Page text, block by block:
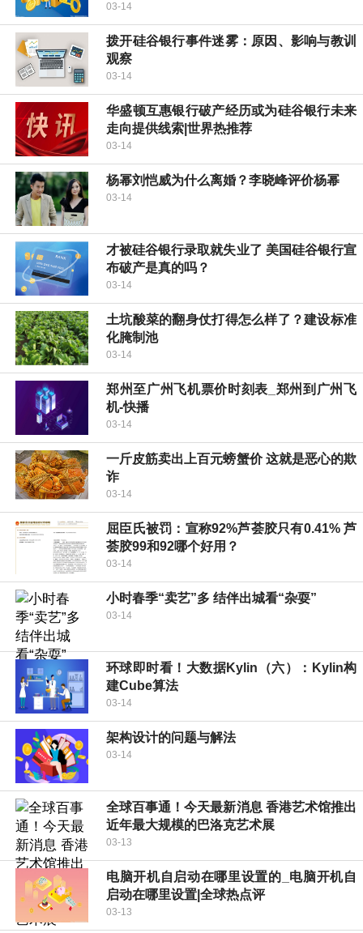
03-14
拨开硅谷银行事件迷雾：原因、影响与教训
观察
03-14
华盛顿互惠银行破产经历或为硅谷银行未来
走向提供线索|世界热推荐
03-14
杨幂刘恺威为什么离婚？李晓峰评价杨幂
03-14
才被硅谷银行录取就失业了 美国硅谷银行宣
布破产是真的吗？
03-14
土坑酸菜的翻身仗打得怎么样了？建设标准
化腌制池
03-14
郑州至广州飞机票价时刻表_郑州到广州飞
机-快播
03-14
一斤皮筋卖出上百元螃蟹价 这就是恶心的欺
诈
03-14
屈臣氏被罚：宣称92%芦荟胶只有0.41% 芦
荟胶99和92哪个好用？
03-14
小时春季“卖艺”多 结伴出城看“杂耍”
03-14
环球即时看！大数据Kylin（六）：Kylin构
建Cube算法
03-14
架构设计的问题与解法
03-14
全球百事通！今天最新消息 香港艺术馆推出
近年最大规模的巴洛克艺术展
03-13
电脑开机自启动在哪里设置的_电脑开机自
启动在哪里设置|全球热点评
03-13